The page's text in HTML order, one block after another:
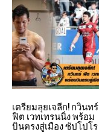
เตรียมลุยเจลีก! กวินทร์
ฟิต เวทเทรนนิ่ง พร้อม
บินตรงสู่เมือง ซัปโปโร